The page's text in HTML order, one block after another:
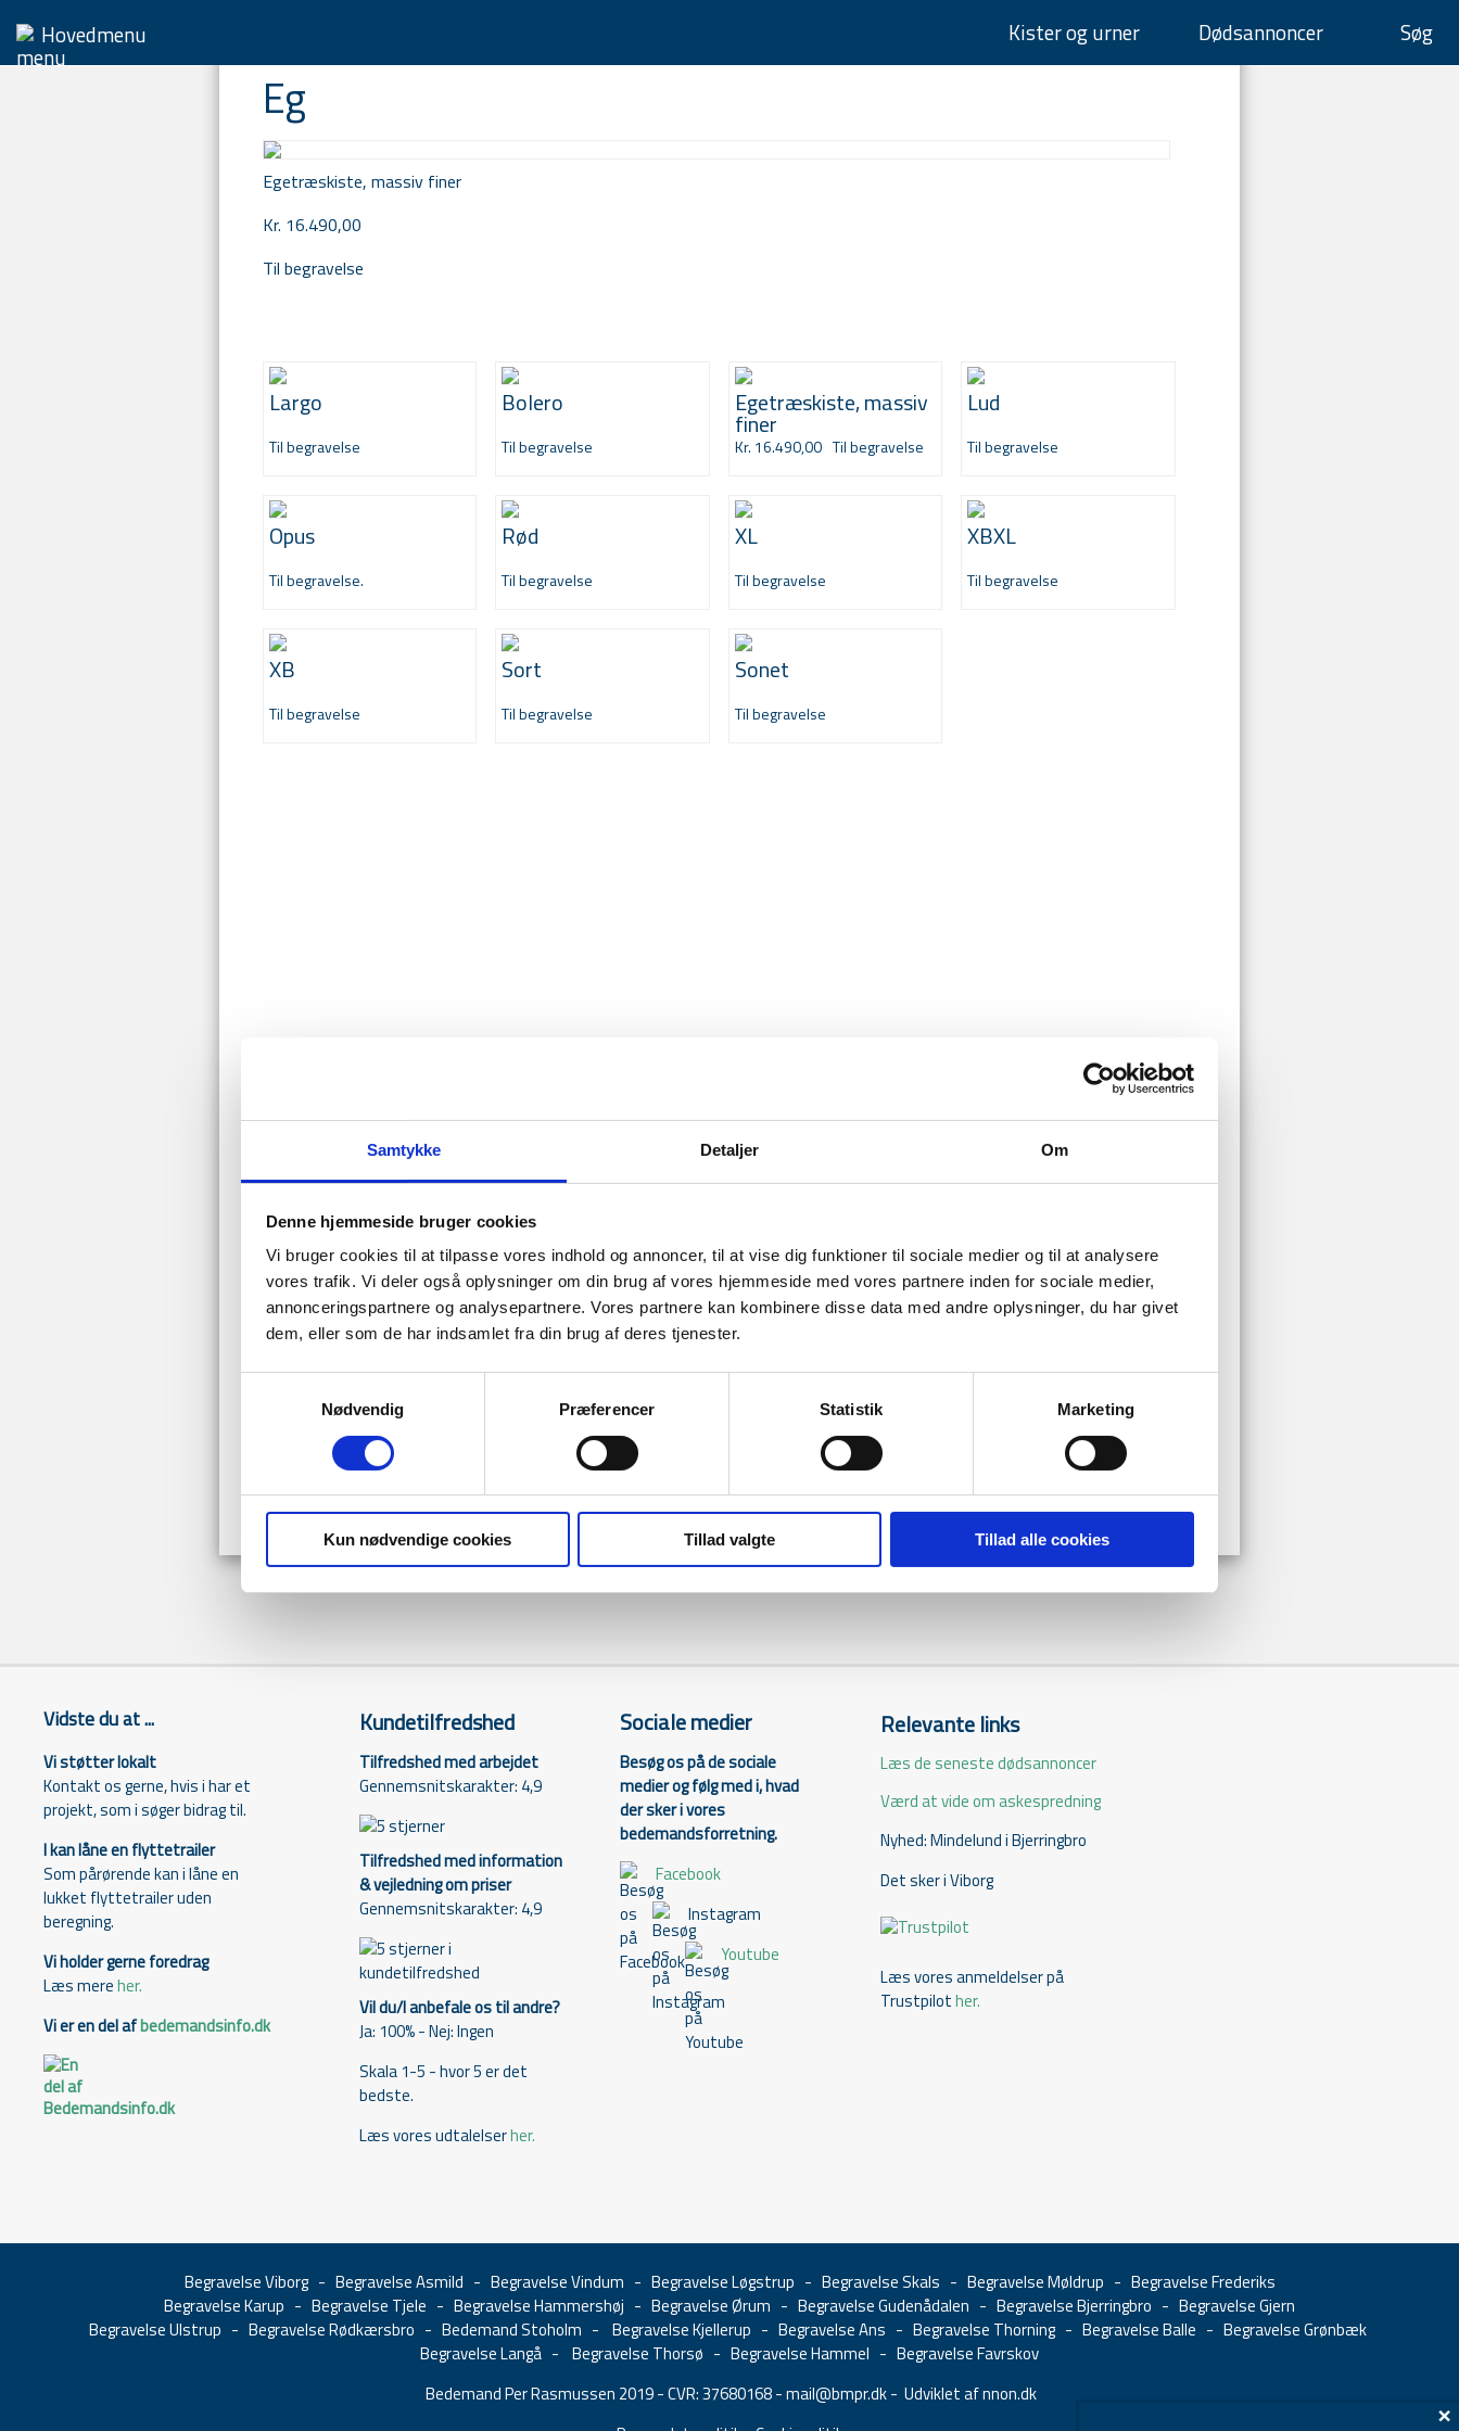
Samtykke Detaljer Om
Denne hjemmeside bruger cookies
Vi bruger cookies til at tilpasse vores indhold og annoncer, til at vise dig funktioner til sociale medier og til at analysere
vores trafik. Vi deler også oplysninger om din brug af vores hjemmeside med vores partnere inden for sociale medier,
annonceringspartnere og analysepartnere. Vores partnere kan kombinere disse data med andre oplysninger, du har givet
dem, eller som de har indsamlet fra din brug af deres tjenester.
Nødvendig
Præferencer Statistik Marketing
Kun nødvendige cookies Tillad valgte Tillad alle cookies
Hovedmenu Søg
Kister og urner Dødsannoncer
Eg
Egetræskiste, massiv finer
Kr. 16.490,00
Til begravelse
Largo
Til begravelse
Bolero
Til begravelse
Egetræskiste, massiv
finer
Kr. 16.490,00 Til begravelse
Lud
Til begravelse
Opus
Til begravelse.
Rød
Til begravelse
XL
Til begravelse
XBXL
Til begravelse
XB
Til begravelse
Sort
Til begravelse
Sonet
Til begravelse
Du er her - Kister & Urner
Kister og urner
Kister til begravelse
Green Goodbye
Kister med omhu
Prisliste udspecificeret
Søger du noget andet?
Kontakt os - Vi har døgnåbent !
Vidste du at ...
Vi støtter lokalt
Kontakt os gerne, hvis i har et
projekt, som i søger bidrag til.
I kan låne en flyttetrailer
Som pårørende kan i låne en
lukket flyttetrailer uden
beregning.
Vi holder gerne foredrag
Læs mereher.
Vi er en del afbedemandsinfo.dk
Kundetilfredshed
Tilfredshed med arbejdet
Gennemsnitskarakter: 4,9
Tilfredshed med information
& vejledning om priser
Gennemsnitskarakter: 4,9
Vil du/I anbefale os til andre?
Ja: 100% - Nej: Ingen
Skala 1-5 - hvor 5 er det
bedste.
Læs vores udtalelserher.
Sociale medier
Besøg os på de sociale
medier og følg med i, hvad
der sker i vores
bedemandsforretning.
Facebook
Instagram
Youtube
Relevante links
Læs de seneste dødsannoncer
Værd at vide om askespredning
Nyhed: Mindelund i Bjerringbro
Det sker i Viborg
Læs vores anmeldelser på
Trustpilother.
Begravelse Viborg- Begravelse Asmild - Begravelse Vindum - Begravelse Løgstrup - Begravelse Skals - Begravelse Møldrup - Begravelse Frederiks
Begravelse Karup - Begravelse Tjele - Begravelse Hammershøj - Begravelse Ørum - Begravelse Gudenådalen - Begravelse Bjerringbro - Begravelse Gjern
Begravelse Ulstrup - Begravelse Rødkærsbro - Bedemand Stoholm - Begravelse Kjellerup - Begravelse Ans - Begravelse Thorning- Begravelse Balle - Begravelse Grønbæk
Begravelse Langå - Begravelse Thorsø - Begravelse Hammel - Begravelse Favrskov
Bedemand Per Rasmussen 2019 - CVR: 37680168 -mail@bmpr.dk- Udviklet af nnon.dk
×